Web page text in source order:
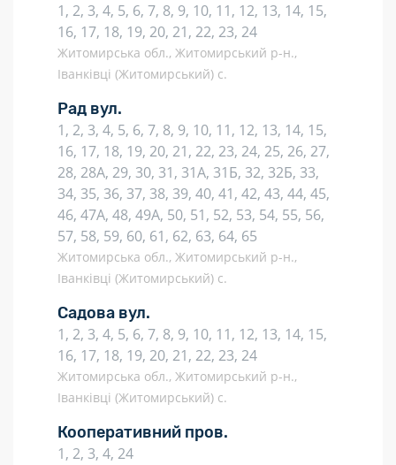
1, 2, 3, 4, 5, 6, 7, 8, 9, 10, 11, 12, 13, 14, 15,
16, 17, 18, 19, 20, 21, 22, 23, 24
Житомирська обл., Житомирський р-н.,
Іванківці (Житомирський) с.
Рад вул.
1, 2, 3, 4, 5, 6, 7, 8, 9, 10, 11, 12, 13, 14, 15,
16, 17, 18, 19, 20, 21, 22, 23, 24, 25, 26, 27,
28, 28А, 29, 30, 31, 31А, 31Б, 32, 32Б, 33,
34, 35, 36, 37, 38, 39, 40, 41, 42, 43, 44, 45,
46, 47А, 48, 49А, 50, 51, 52, 53, 54, 55, 56,
57, 58, 59, 60, 61, 62, 63, 64, 65
Житомирська обл., Житомирський р-н.,
Іванківці (Житомирський) с.
Садова вул.
1, 2, 3, 4, 5, 6, 7, 8, 9, 10, 11, 12, 13, 14, 15,
16, 17, 18, 19, 20, 21, 22, 23, 24
Житомирська обл., Житомирський р-н.,
Іванківці (Житомирський) с.
Кооперативний пров.
1, 2, 3, 4, 24